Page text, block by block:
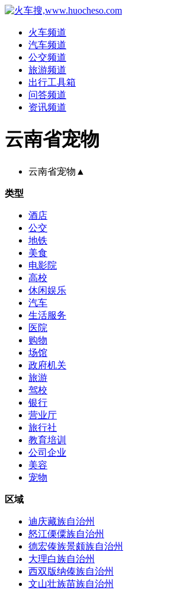
火车频道
汽车频道
公交频道
旅游频道
出行工具箱
问答频道
资讯频道
云南省宠物
云南省宠物 ▲
类型
酒店
公交
地铁
美食
电影院
高校
休闲娱乐
汽车
生活服务
医院
购物
场馆
政府机关
旅游
驾校
银行
营业厅
旅行社
教育培训
公司企业
美容
宠物
区域
迪庆藏族自治州
怒江傈僳族自治州
德宏傣族景颇族自治州
大理白族自治州
西双版纳傣族自治州
文山壮族苗族自治州